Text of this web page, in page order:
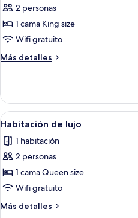
fotos
de
Habitación
junior
2 personas
1 cama King size
Wifi gratuito
Más detalles
Más
junior
Abrir
todas
las
fotos
de
Habitación
de
lujo
2
Habitación de lujo
1 habitación
2 personas
1 cama Queen size
Wifi gratuito
Más detalles
Más